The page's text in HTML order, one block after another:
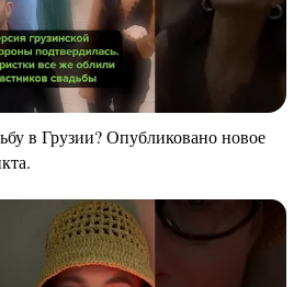
в Грузии? Опубликовано новое